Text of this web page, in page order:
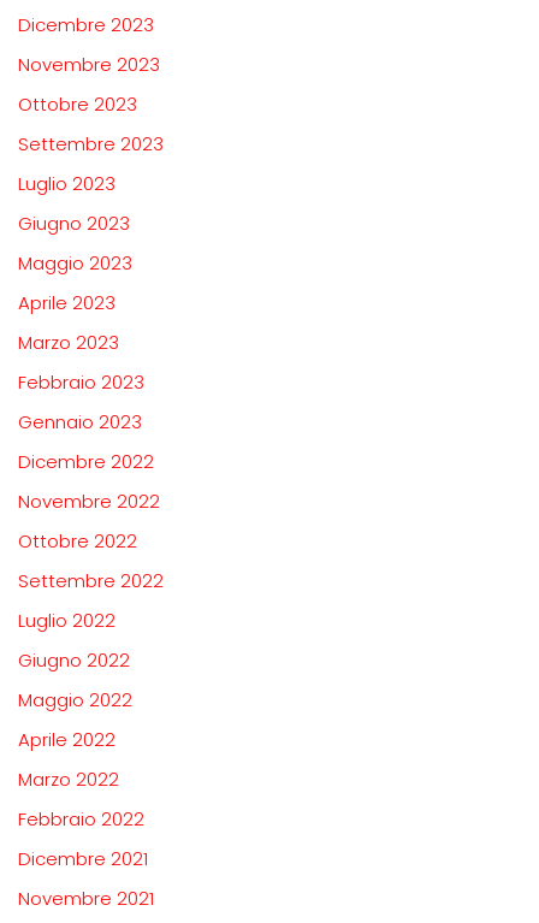
Dicembre 2023
Novembre 2023
Ottobre 2023
Settembre 2023
Luglio 2023
Giugno 2023
Maggio 2023
Aprile 2023
Marzo 2023
Febbraio 2023
Gennaio 2023
Dicembre 2022
Novembre 2022
Ottobre 2022
Settembre 2022
Luglio 2022
Giugno 2022
Maggio 2022
Aprile 2022
Marzo 2022
Febbraio 2022
Dicembre 2021
Novembre 2021